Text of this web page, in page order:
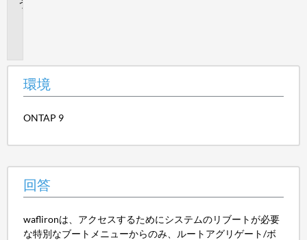
環境
ONTAP 9
回答
waflironは、アクセスするためにシステムのリブートが必要
な特別なブートメニューからのみ、ルートアグリゲート/ボ